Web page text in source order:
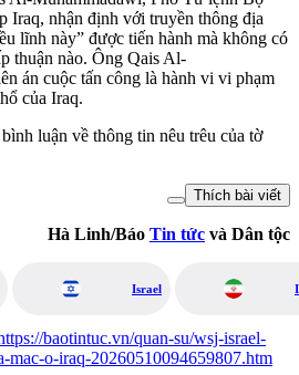
Iraq, nhận định với truyền thông địa
lĩnh này” được tiến hành mà không có
thuận nào. Ông Qais Al-
án cuộc tấn công là hành vi vi phạm
của Iraq.
luận về thông tin nêu trêu của tờ
Thích bài viết
Hà Linh/Báo Tin tức và Dân tộc
Israel
baotintuc.vn/quan-su/wsj-israel-
mac-o-iraq-20260510094659807.htm